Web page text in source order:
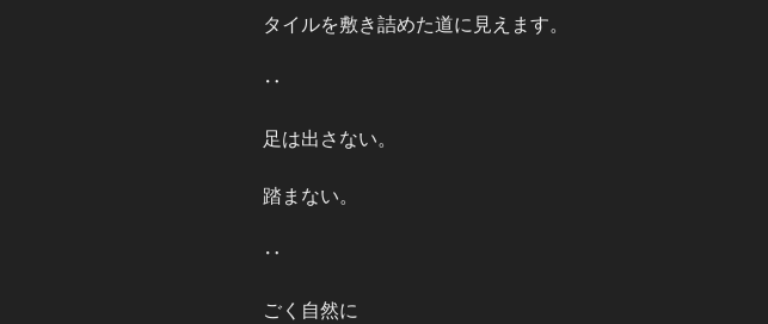
タイルを敷き詰めた道に見えます。
‥
足は出さない。
踏まない。
‥
ごく自然に